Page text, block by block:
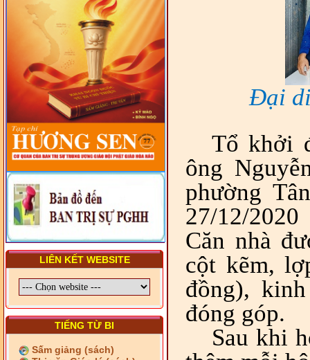
LUẬT VIỆT NAM
- LỚP TẬP HUẤN LỊCH SỬ,
PHÁP LUẬT VIỆT NAM VÀ
HIẾN CHƯƠNG GIÁO HỘI
PGHH NHIỆM KỲ VI (2024-
2029) CHO TRỊ SỰ VIÊN
TRUNG ƯƠNG, BAN ĐẠI
DIỆN TỈNH VÀ GIÁO LÝ
VIÊN - CHUYÊN ĐỀ: SỰ RA
ĐỜI, BẢN CHẤT, CHỨC
NĂNG VÀ HÌNH THỨC CỦA
NƯỚC CHXHCN VIỆT NAM
LIÊN KẾT WEBSITE
TIẾNG TỪ BI
Sấm giảng (sách)
Đại
Tổ khởi
ông
phường
27/12/
Căn nhà
cột kẽm,
đồng),
đóng góp.
Sau khi